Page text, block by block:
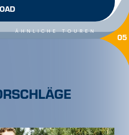
ÄHNLICHE TOUREN 05